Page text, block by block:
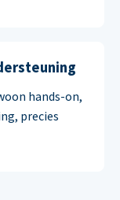
hands-on,
precies